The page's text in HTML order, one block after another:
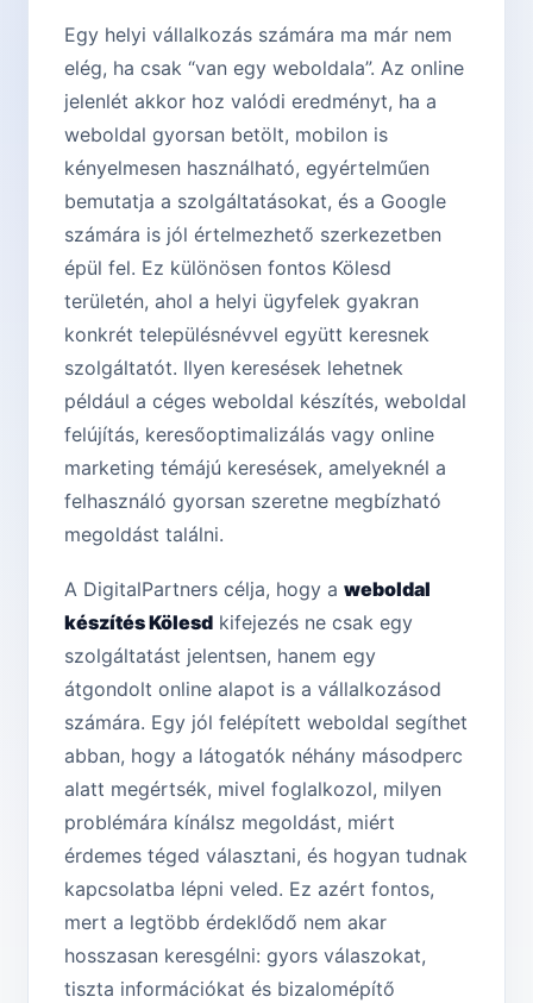
Egy helyi vállalkozás számára ma már nem
elég, ha csak “van egy weboldala”. Az online
jelenlét akkor hoz valódi eredményt, ha a
weboldal gyorsan betölt, mobilon is
kényelmesen használható, egyértelműen
bemutatja a szolgáltatásokat, és a Google
számára is jól értelmezhető szerkezetben
épül fel. Ez különösen fontos Kölesd
területén, ahol a helyi ügyfelek gyakran
konkrét településnévvel együtt keresnek
szolgáltatót. Ilyen keresések lehetnek
például a céges weboldal készítés, weboldal
felújítás, keresőoptimalizálás vagy online
marketing témájú keresések, amelyeknél a
felhasználó gyorsan szeretne megbízható
megoldást találni.
A DigitalPartners célja, hogy a weboldal
készítés Kölesd kifejezés ne csak egy
szolgáltatást jelentsen, hanem egy
átgondolt online alapot is a vállalkozásod
számára. Egy jól felépített weboldal segíthet
abban, hogy a látogatók néhány másodperc
alatt megértsék, mivel foglalkozol, milyen
problémára kínálsz megoldást, miért
érdemes téged választani, és hogyan tudnak
kapcsolatba lépni veled. Ez azért fontos,
mert a legtöbb érdeklődő nem akar
hosszasan keresgélni: gyors válaszokat,
tiszta információkat és bizalomépítő